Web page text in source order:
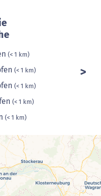
(< 1 km)
(< 1 km)
(< 1 km)
(< 1 km)
(< 1 km)